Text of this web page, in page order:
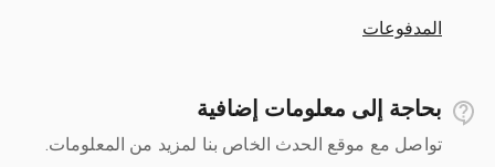
المدفوعات
بحاجة إلى معلومات إضافية
تواصل مع موقع الحدث الخاص بنا لمزيد من المعلومات.